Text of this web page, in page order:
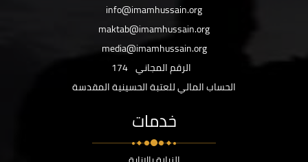
info@imamhussain.org
maktab@imamhussain.org
media@imamhussain.org
الرقم المجاني 174
الحساب المالي للعتبة الحسينية المقدسة
خدمات